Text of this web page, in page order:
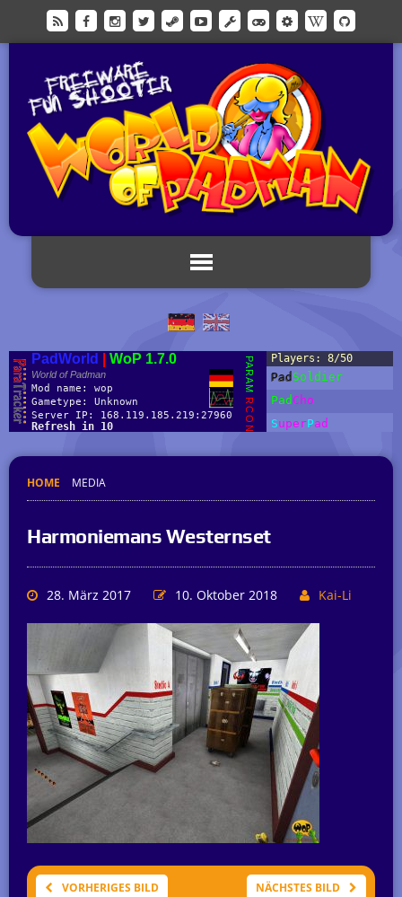
HOME MEDIA
Harmoniemans Westernset
28. März 2017 10. Oktober 2018 Kai-Li
VORHERIGES BILD NÄCHSTES BILD